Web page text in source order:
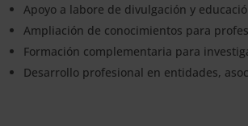
Apoyo a labore de divulgación y
Ampliación de conocimientos para
Formación complementaria para
Desarrollo profesional en entidades,